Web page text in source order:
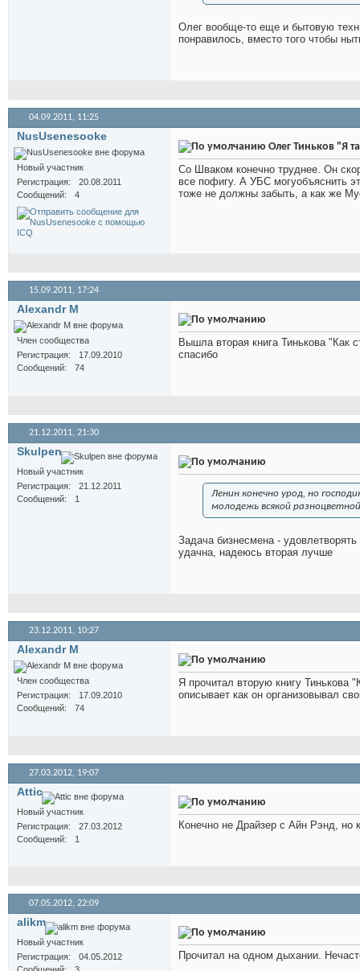
Олег вообще-то еще и бытовую
понравилось, вместо того чтобы
04.09.2011, 11:25
NusUsenesooke
Новый участник
Регистрация
20.08.2011
Сообщений
4
Олег Тиньков "Я
Со Шваком конечно труднее. Он
все пофигу. А УБС могуобъяснить
тоже не должны забыть, а как же
15.09.2011, 17:24
Alexandr M
Член сообщества
Регистрация
17.09.2010
Сообщений
74
Вышла вторая книга Тинькова "Как
спасибо
21.12.2011, 21:30
Skulpen
Новый участник
Регистрация
21.12.2011
Сообщений
1
Ленин конечно урод, но
молодежь всякой
Задача бизнесмена -
удачна, надеюсь вторая лучше
23.12.2011, 10:27
Alexandr M
Член сообщества
Регистрация
17.09.2010
Сообщений
74
Я прочитал вторую книгу Тинькова
описывает как он организовывал
27.03.2012, 19:07
Attic
Новый участник
Регистрация
27.03.2012
Сообщений
1
Конечно не Драйзер с Айн Рэнд, но
07.05.2012, 22:09
alikm
Новый участник
Регистрация
04.05.2012
Прочитал на одном дыхании.